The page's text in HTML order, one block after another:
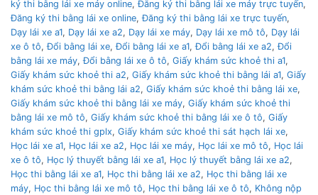
ký thi bằng lái xe máy online,Đăng ký thi bằng lái xe máy trực tuyến,
Đăng ký thi bằng lái xe online,Đăng ký thi bằng lái xe trực tuyến,
Dạy lái xe a1, Dạy lái xe a2, Dạy lái xe máy, Dạy lái xe mô tô, Dạy lái
xe ô tô,Đổi bằng lái xe,Đổi bằng lái xe a1,Đổi bằng lái xe a2,Đổi
bằng lái xe máy,Đổi bằng lái xe ô tô, Giấy khám sức khoẻ thi a1,
Giấy khám sức khoẻ thi a2, Giấy khám sức khoẻ thi bằng lái a1, Giấy
khám sức khoẻ thi bằng lái a2, Giấy khám sức khoẻ thi bằng lái xe,
Giấy khám sức khoẻ thi bằng lái xe máy, Giấy khám sức khoẻ thi
bằng lái xe mô tô, Giấy khám sức khoẻ thi bằng lái xe ô tô, Giấy
khám sức khoẻ thi gplx, Giấy khám sức khoẻ thi sát hạch lái xe,
Học lái xe a1, Học lái xe a2, Học lái xe máy, Học lái xe mô tô, Học lái
xe ô tô, Học lý thuyết bằng lái xe a1, Học lý thuyết bằng lái xe a2,
Học thi bằng lái xe a1, Học thi bằng lái xe a2, Học thi bằng lái xe
máy, Học thi bằng lái xe mô tô, Học thi bằng lái xe ô tô, Không nộp